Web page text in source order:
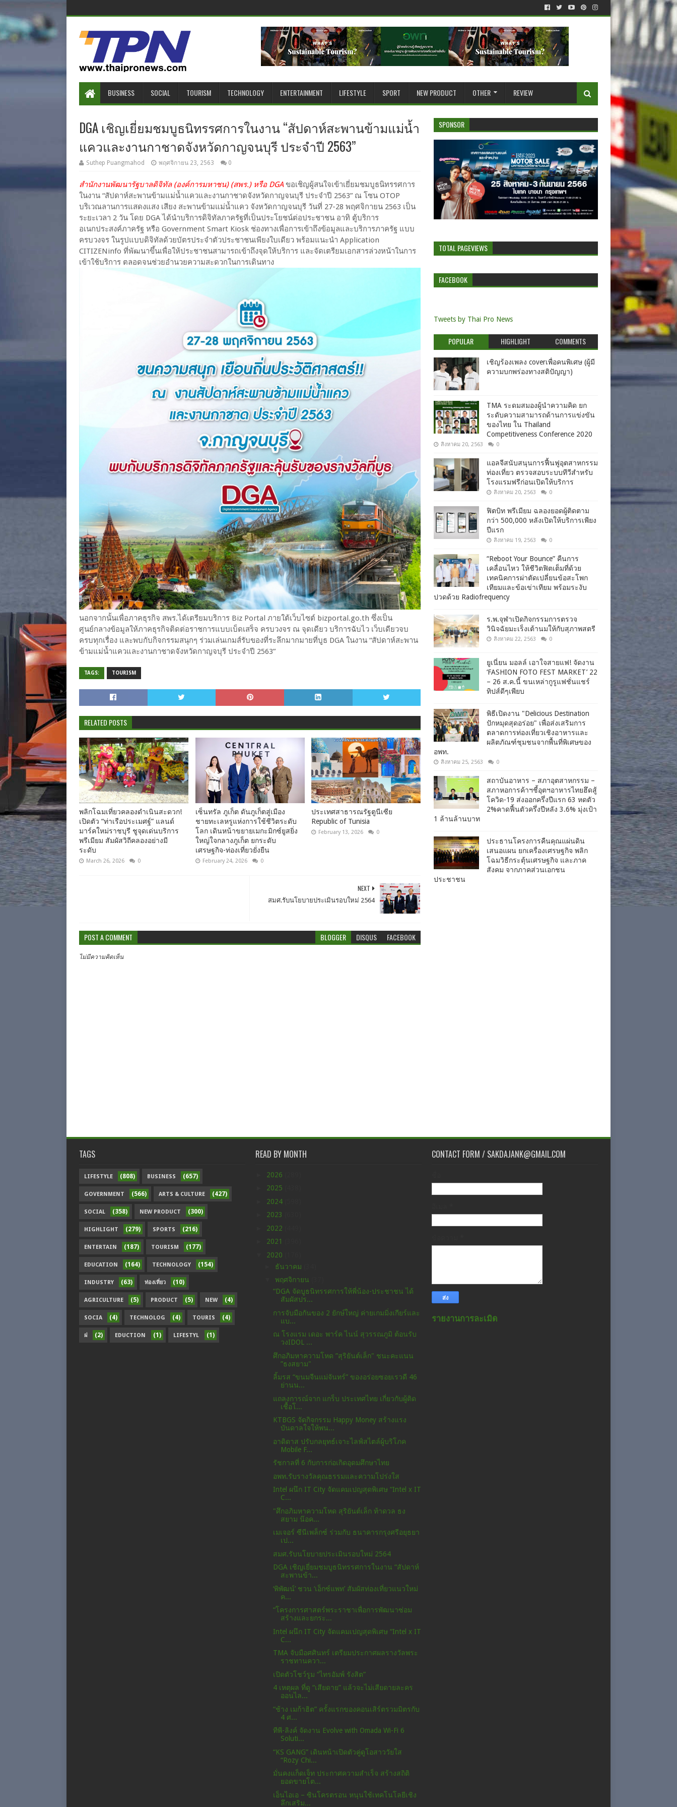
BUSINESS SOCIAL TOURISM TECHNOLOGY ENTERTAINMENT LIFESTYLE SPORT NEW PRODUCT OTHER REVIEW
DGA เชิญเยี่ยมชมบูธนิทรรศการในงาน “สัปดาห์สะพานข้ามแม่น้ำ
แควและงานกาชาดจังหวัดกาญจนบุรี ประจำปี 2563”
Suthep Puangmahod พฤศจิกายน 23, 2563 0
สำนักงานพัฒนารัฐบาลดิจิทัล (องค์การมหาชน) (สพร.) หรือ DGA ขอเชิญผู้สนใจเข้าเยี่ยมชมบูธนิทรรศการ
ในงาน “สัปดาห์สะพานข้ามแม่น้ำแควและงานกาชาดจังหวัดกาญจนบุรี ประจำปี 2563” ณ โซน OTOP
บริเวณลานการแสดงแสง เสียง สะพานข้ามแม่น้ำแคว จังหวัดกาญจนบุรี วันที่ 27-28 พฤศจิกายน 2563 เป็น
ระยะเวลา 2 วัน โดย DGA ได้นำบริการดิจิทัลภาครัฐที่เป็นประโยชน์ต่อประชาชน อาทิ ตู้บริการ
อเนกประสงค์ภาครัฐ หรือ Government Smart Kiosk ช่องทางเพื่อการเข้าถึงข้อมูลและบริการภาครัฐ แบบ
ครบวงจร ในรูปแบบดิจิทัลด้วยบัตรประจำตัวประชาชนเพียงใบเดียว พร้อมแนะนำ Application
CITIZENinfo ที่พัฒนาขึ้นเพื่อให้ประชาชนสามารถเข้าถึงจุดให้บริการ และจัดเตรียมเอกสารล่วงหน้าในการ
เข้าใช้บริการ ตลอดจนช่วยอำนวยความสะดวกในการเดินทาง
นอกจากนั้นเพื่อภาคธุรกิจ สพร.ได้เตรียมบริการ Biz Portal ภายใต้เว็บไซต์ bizportal.go.th ซึ่งเป็น
ศูนย์กลางข้อมูลให้ภาคธุรกิจติดต่อราชการแบบเบ็ดเสร็จ ครบวงจร ณ จุดเดียว บริการฉับไว เว็บเดียวจบ
ครบทุกเรื่อง และพบกับกิจกรรมสนุกๆ ร่วมเล่นเกมส์รับของที่ระลึกมากมายที่บูธ DGA ในงาน “สัปดาห์สะพาน
ข้ามแม่น้ำแควและงานกาชาดจังหวัดกาญจบุรี ประจำปี 2563”
TAGS: TOURISM
RELATED POSTS
พลิกโฉมเที่ยวคลองดำเนินสะดวก!
เปิดตัว “ท่าเรือประเมศฐ์” แลนด์
มาร์คใหม่ราชบุรี ชูจุดเด่นบริการ
พรีเมียม สัมผัสวิถีคลองอย่างมี
ระดับ
March 26, 2026 0
เซ็นทรัล ภูเก็ต ดันภูเก็ตสู่เมือง
ชายทะเลหรูแห่งการใช้ชีวิตระดับ
โลก เดินหน้าขยายเมกะมิกซ์ยูสยิ่ง
ใหญ่ใจกลางภูเก็ต ยกระดับ
เศรษฐกิจ-ท่องเที่ยวยั่งยืน
February 24, 2026 0
ประเทศสาธารณรัฐตูนีเซีย
Republic of Tunisia
February 13, 2026 0
NEXT
สมศ.รับนโยบายประเมินรอบใหม่ 2564
POST A COMMENT BLOGGER DISQUS FACEBOOK
ไม่มีความคิดเห็น
SPONSOR
TOTAL PAGEVIEWS
FACEBOOK
Tweets by Thai Pro News
POPULAR HIGHLIGHT COMMENTS
เชิญร้องเพลง coverเพื่อคนพิเศษ (ผู้มี
ความบกพร่องทางสติปัญญา)
TMA ระดมสมองผู้นำความคิด ยก
ระดับความสามารถด้านการแข่งขัน
ของไทย ใน Thailand
Competitiveness Conference 2020
สิงหาคม 20, 2563 0
แอลจีสนับสนุนการฟื้นฟูอุตสาหกรรม
ท่องเที่ยว ตรวจสอบระบบทีวีสำหรับ
โรงแรมฟรีก่อนเปิดให้บริการ
สิงหาคม 20, 2563 0
ฟิตบิท พรีเมียม ฉลองยอดผู้ติดตาม
กว่า 500,000 หลังเปิดให้บริการเพียง
ปีแรก
สิงหาคม 19, 2563 0
“Reboot Your Bounce” คืนการ
เคลื่อนไหว ให้ชีวิตฟิตเต็มที่ด้วย
เทคนิคการผ่าตัดเปลี่ยนข้อสะโพก
เทียมและข้อเข่าเทียม พร้อมระงับ
ปวดด้วย Radiofrequency
ร.พ.จุฬาเปิดกิจกรรมการตรวจ
วินิจฉัยมะเร็งเต้านมให้กับสุภาพสตรี
สิงหาคม 22, 2563 0
ยูเนี่ยน มอลล์ เอาใจสายแฟ! จัดงาน
‘FASHION FOTO FEST MARKET’ 22
– 26 ส.ค.นี้ ขนเหล่ากูรูแฟชั่นแชร์
ทิปส์ดีๆเพียบ
พิธีเปิดงาน "Delicious Destination
ปักหมุดสุดอร่อย" เพื่อส่งเสริมการ
ตลาดการท่องเที่ยวเชิงอาหารและ
ผลิตภัณฑ์ชุมชนจากพื้นที่พิเศษของ
อพท.
สิงหาคม 25, 2563 0
สถาบันอาหาร – สภาอุตสาหกรรม –
สภาหอการค้าฯชี้อุตฯอาหารไทยฮึดสู้
โควิด-19 ส่งออกครึ่งปีแรก 63 หดตัว
2%คาดฟื้นตัวครึ่งปีหลัง 3.6% มุ่งเป้า
1 ล้านล้านบาท
ประธานโครงการคืนคุณแผ่นดิน
เสนอแผน ยกเครื่องเศรษฐกิจ พลิก
โฉมวิธีกระตุ้นเศรษฐกิจ และภาค
สังคม จากภาคส่วนเอกชน
ประชาชน
TAGS
LIFESTYLE (808) BUSINESS (657)
GOVERNMENT (566) ARTS & CULTURE (427)
SOCIAL (358) NEW PRODUCT (300)
HIGHLIGHT (279) SPORTS (216)
ENTERTAIN (187) TOURISM (177)
EDUCATION (164) TECHNOLOGY (154)
INDUSTRY (63) ท่องเที่ยว (10)
AGRICULTURE (5) PRODUCT (5) NEW (4)
SOCIA (4) TECHNOLOG (4) TOURIS (4)
ฝ (2) EDUCTION (1) LIFESTYL (1)
READ BY MONTH
2026
2025
2024
2023
2022
2021
2020
ธันวาคม
พฤศจิกายน
“DGA จัดบูธนิทรรศการให้พี่น้อง-ประชาชน ได้
สัมผัสปร...
การจับมือกันของ 2 ยักษ์ใหญ่ ค่ายเกมมิ่งเกียร์และ
แบ...
ณ โรงแรม เดอะ พาร์ค ไนน์ สุวรรณภูมิ ต้อนรับ
วงIDOL ...
ศึกอภิมหาความโหด ”สุริยันต์เล็ก" ชนะคะแนน
”ธงสยาม"
ลิ้มรส “ขนมจีนแม่จันทร์” ของอร่อยซอยเรวดี 46
ย่านน...
แถลงการณ์จาก แกร็บ ประเทศไทย เกี่ยวกับผู้ติด
เชื้อโ...
KTBGS จัดกิจกรรม Happy Money สร้างแรง
บันดาลใจให้พน...
อาดิดาส ปรับกลยุทธ์เจาะไลฟ์สไตล์ผู้บริโภค
Mobile F...
รัชกาลที่ 6 กับการก่อเกิดอุดมศึกษาไทย
อพท.รับรางวัลคุณธรรมและความโปร่งใส
Intel ผนึก IT City จัดแคมเปญสุดพิเศษ “Intel x IT
C...
"ศึกอภิมหาความโหด สุริยันต์เล็ก ท้าดวล ธง
สยาม น๊อค...
เมเจอร์ ซีนีเพล็กซ์ ร่วมกับ ธนาคารกรุงศรีอยุธยา
เป...
สมศ.รับนโยบายประเมินรอบใหม่ 2564
DGA เชิญเยี่ยมชมบูธนิทรรศการในงาน “สัปดาห์
สะพานข้า...
‘พิพัฒน์’ ชวน ‘เอ็กซ์แพท’ สัมผัสท่องเที่ยวแนวใหม่
ค...
“โครงการศาสตร์พระราชาเพื่อการพัฒนาซ่อม
สร้างและยกระ...
Intel ผนึก IT City จัดแคมเปญสุดพิเศษ “Intel x IT
C...
TMA จับมือศศินทร์ เตรียมประกาศผลรางวัลพระ
ราชทานควา...
เปิดตัวโชว์รูม “ไทรอัมพ์ รังสิต”
4 เหตุผล ที่ดู “เสียดาย” แล้วจะไม่เสียดายละคร
ออนไล...
“ช้าง เมก้าฮิต” ครั้งแรกของคอนเสิร์ตรวมมิตรกับ
4 ศ...
ทีพี-ลิงค์ จัดงาน Evolve with Omada Wi-Fi 6
Soluti...
“KS GANG” เดินหน้าเปิดตัวคู่ดูโอสาววัยใส
“Rozy Chi...
มั่นคงแก็ดเจ็ท ประกาศความสำเร็จ สร้างสถิติ
ยอดขายโต...
เอ็นไอเอ – ซินโครตรอน หนุนใช้เทคโนโลยีเชิง
ลึกเสริม...
CONTACT FORM / SAKDAJANK@GMAIL.COM
รายงานการละเมิด